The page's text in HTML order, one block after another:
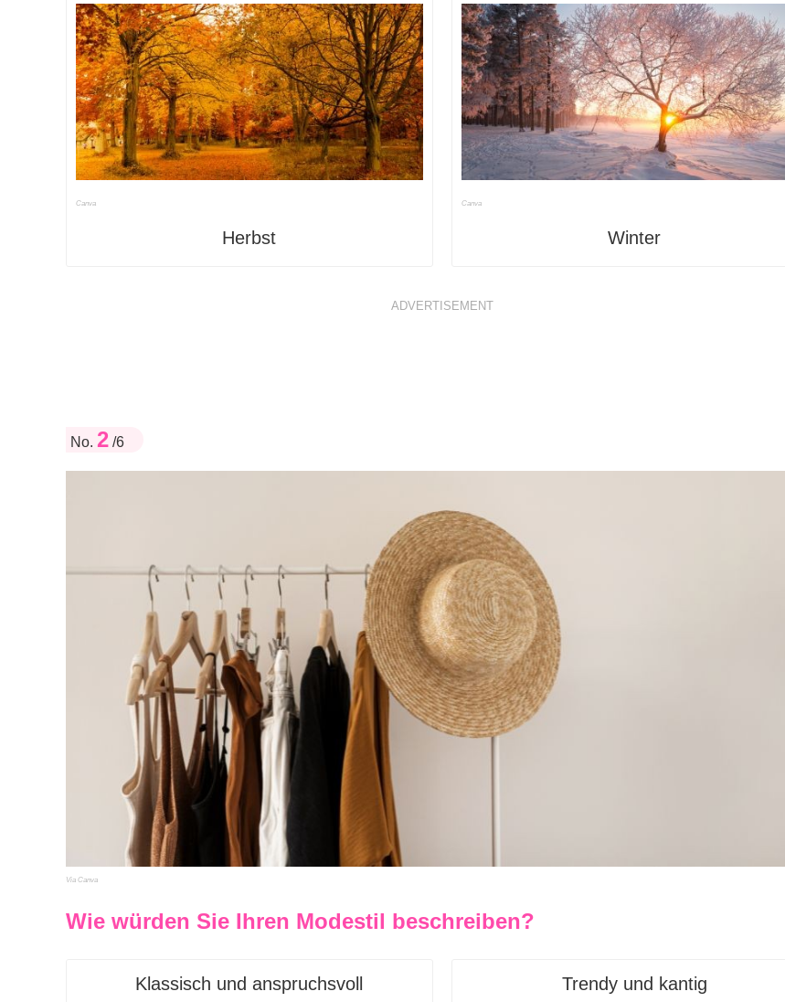
Canva
Herbst
Canva
Winter
ADVERTISEMENT
No. 2 /6
Via Canva
Wie würden Sie Ihren Modestil beschreiben?
Klassisch und anspruchsvoll Trendy und kantig